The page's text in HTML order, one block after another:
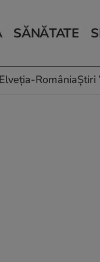
SĂNĂTATE
Relații
Rețete culinare
RomâniaȘtiri